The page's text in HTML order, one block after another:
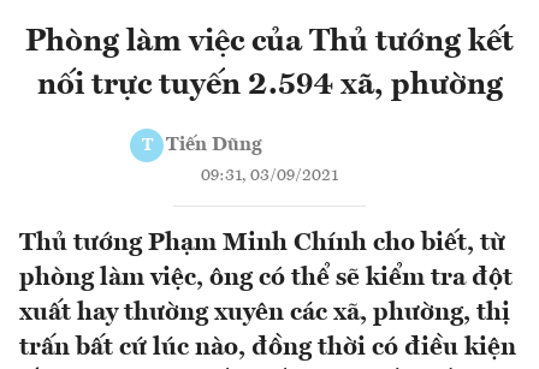
Phòng làm việc của Thủ tướng kết
nối trực tuyến 2.594 xã, phường
T Tiến Dũng
09:31, 03/09/2021
Thủ tướng Phạm Minh Chính cho biết, từ
phòng làm việc, ông có thể sẽ kiểm tra đột
xuất hay thường xuyên các xã, phường, thị
trấn bất cứ lúc nào, đồng thời có điều kiện